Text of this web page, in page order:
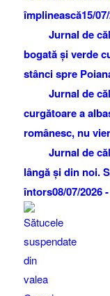
împlinească15/
Jurnal de
bogată și verde
stânci spre
Jurnal de
curgătoare a
românesc, nu
Jurnal de
lângă și din noi.
întors08/07/2026